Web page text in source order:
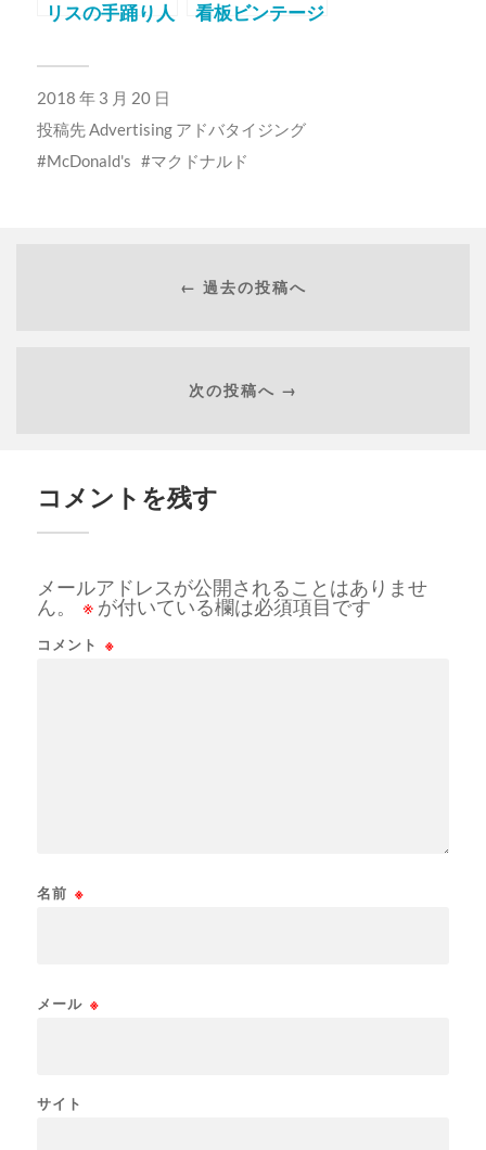
リスの手踊り人
看板ビンテージ
2018 年 3 月 20 日
投稿先Advertising アドバタイジング
McDonald's
マクドナルド
← 過去の投稿へ
次の投稿へ →
コメントを残す
メールアドレスが公開されることはありませ
ん。
※ が付いている欄は必須項目です
コメント ※
名前 ※
メール ※
サイト